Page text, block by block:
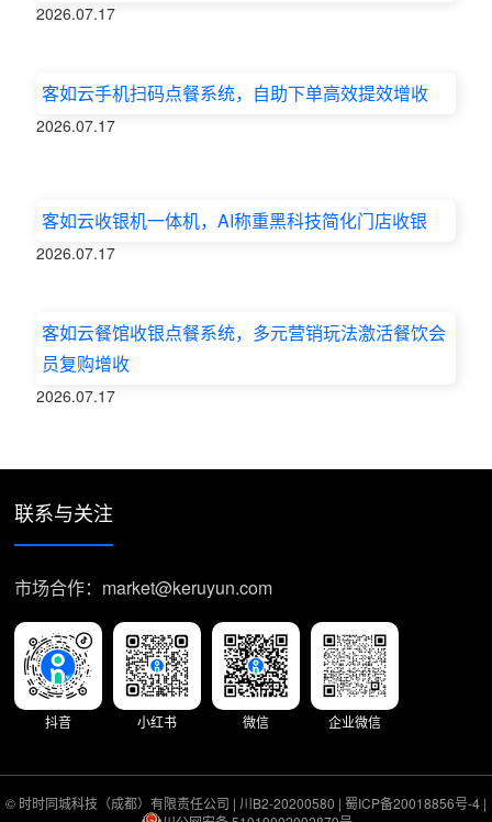
2026.07.17
客如云手机扫码点餐系统，自助下单高效提效增收
2026.07.17
客如云收银机一体机，AI称重黑科技简化门店收银
2026.07.17
客如云餐馆收银点餐系统，多元营销玩法激活餐饮会
员复购增收
2026.07.17
联系与关注
市场合作：market@keruyun.com
抖音 小红书 微信 企业微信
© 时时同城科技（成都）有限责任公司 | 川B2-20200580 | 蜀ICP备20018856号-4 |